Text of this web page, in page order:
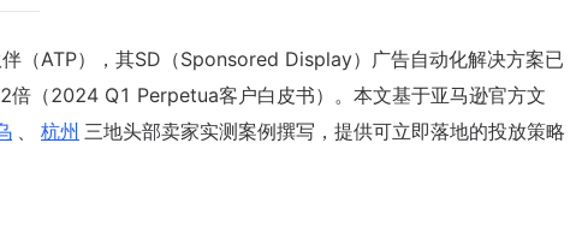
（ATP），其SD（Sponsored Display）广告自动化解决方案已
倍（2024 Q1 Perpetua客户白皮书）。本文基于亚马逊官方文
、 杭州 三地头部卖家实测案例撰写，提供可立即落地的投放策略